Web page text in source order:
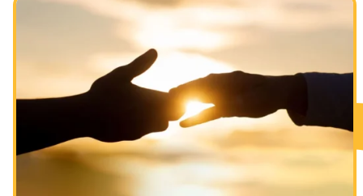
Посты в память о разрушенном Храме